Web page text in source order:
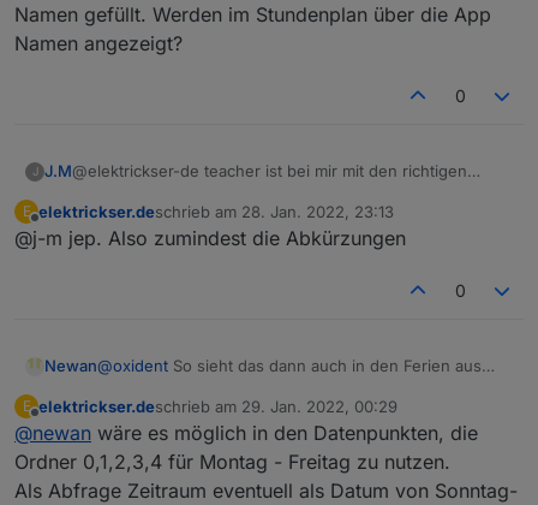
Namen gefüllt. Werden im Stundenplan über die App
Namen angezeigt?
0
J J.M@elektrickser-de teacher ist bei mir mit den richtigen
Namen angezeigt?
E
Offline
elektrickser.deschrieb am 28. Jan. 2022, 23:13
zuletzt editiert von
@j-m jep. Also zumindest die Abkürzungen
0
Newan@oxident So sieht das dann auch in den Ferien aus
sich. Für mich wäre das ok.
E elektrickser.deschrieb am 29. Jan. 2022, 00:29
zuletzt editiert von
@newan wäre es möglich in den Datenpunkten, die
Ordner 0,1,2,3,4 für Montag - Freitag zu nutzen.
Als Abfrage Zeitraum eventuell als Datum von Sonntag-